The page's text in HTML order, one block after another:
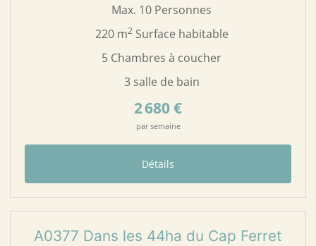
Max. 10 Personnes
220 m2Surface habitable
5 Chambres à coucher
3 salle de bain
2 680 €
par semaine
Détails
21 A0377
A0377 Dans les 44ha du Cap Ferret